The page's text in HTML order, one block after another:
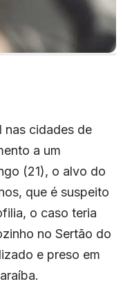
nas cidades de
a um
(21), o alvo do
que é suspeito
o caso teria
no Sertão do
e preso em